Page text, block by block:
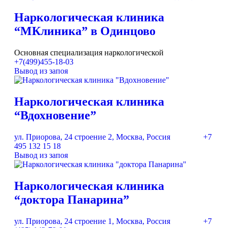
Наркологическая клиника
“МКлиника” в Одинцово
Основная специализация наркологической
+7(499)455-18-03
Вывод из запоя
Наркологическая клиника
“Вдохновение”
ул. Приорова, 24 строение 2, Москва, Россия
+7
495 132 15 18
Вывод из запоя
Наркологическая клиника
“доктора Панарина”
ул. Приорова, 24 строение 1, Москва, Россия
+7